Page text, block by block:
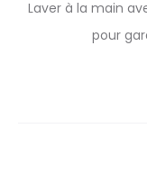
Laver à la main
pour